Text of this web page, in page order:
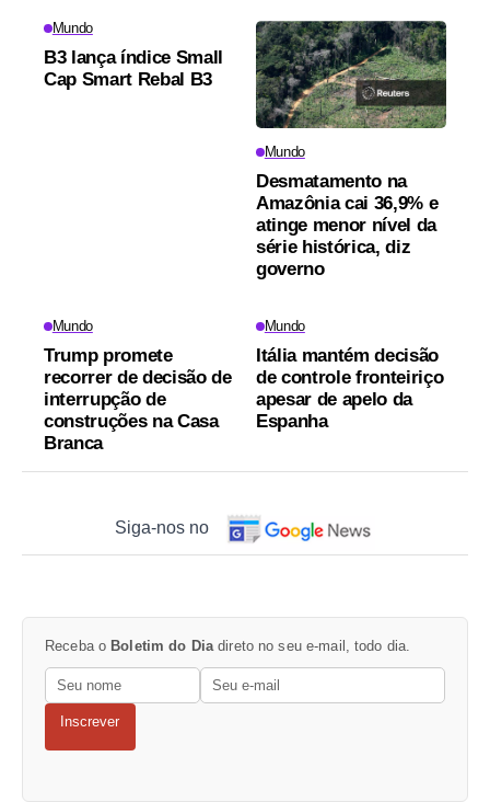
Mundo
B3 lança índice Small
Cap Smart Rebal B3
Mundo
Desmatamento na
Amazônia cai 36,9% e
atinge menor nível da
série histórica, diz
governo
Mundo
Trump promete
recorrer de decisão de
interrupção de
construções na Casa
Branca
Mundo
Itália mantém decisão
de controle fronteiriço
apesar de apelo da
Espanha
Siga-nos no
Receba o Boletim do Dia direto no seu e-mail, todo dia.
Inscrever